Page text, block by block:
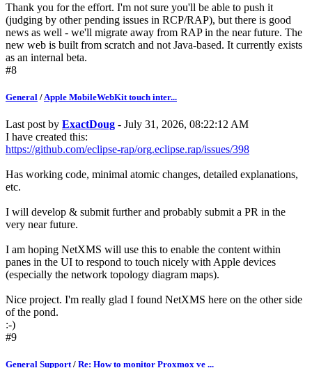
Thank you for the effort. I'm not sure you'll be able to push it
(judging by other pending issues in RCP/RAP), but there is good
news as well - we'll migrate away from RAP in the near future. The
new web is built from scratch and not Java-based. It currently exists
as an internal beta.
#8
General /Apple MobileWebKit touch inter...
Last post by ExactDoug - July 31, 2026, 08:22:12 AM
I have created this:
https://github.com/eclipse-rap/org.eclipse.rap/issues/398
Has working code, minimal atomic changes, detailed explanations,
etc.
I will develop & submit further and probably submit a PR in the
very near future.
I am hoping NetXMS will use this to enable the content within
panes in the UI to respond to touch nicely with Apple devices
(especially the network topology diagram maps).
Nice project. I'm really glad I found NetXMS here on the other side
of the pond.
:-)
#9
General Support/ Re: How to monitor Proxmox ve ...